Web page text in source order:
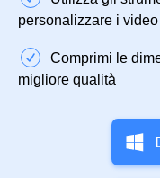
personalizzare i video
Comprimi le
migliore qualità